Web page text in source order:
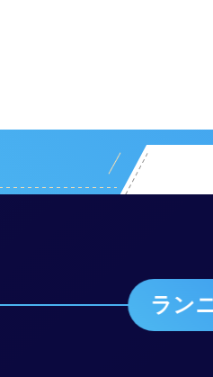
ランニング初